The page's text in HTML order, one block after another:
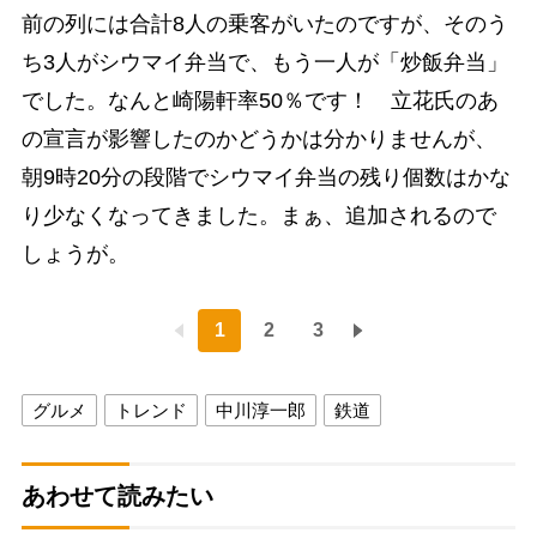
前の列には合計8人の乗客がいたのですが、そのう
ち3人がシウマイ弁当で、もう一人が「炒飯弁当」
でした。なんと崎陽軒率50％です！ 立花氏のあ
の宣言が影響したのかどうかは分かりませんが、
朝9時20分の段階でシウマイ弁当の残り個数はかな
り少なくなってきました。まぁ、追加されるので
しょうが。
1 2 3
グルメ トレンド 中川淳一郎 鉄道
あわせて読みたい